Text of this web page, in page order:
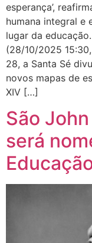
esperança’,
humana integral e
lugar da
(28/10/2025
28, a Santa Sé
novos mapas de
XIV […]
São
será